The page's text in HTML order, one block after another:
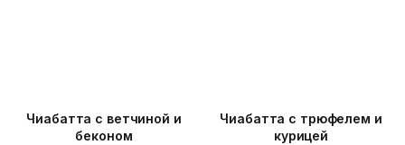
Чиабатта с ветчиной и
беконом
Чиабатта с трюфелем и
курицей